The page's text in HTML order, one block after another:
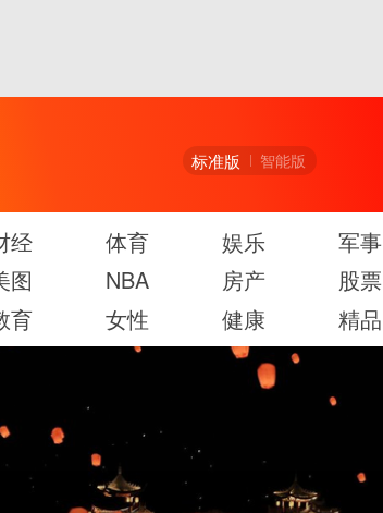
标准版 智能版
经 体育 娱乐 军事
图
NBA 房产 股票
育
女性 健康 精品